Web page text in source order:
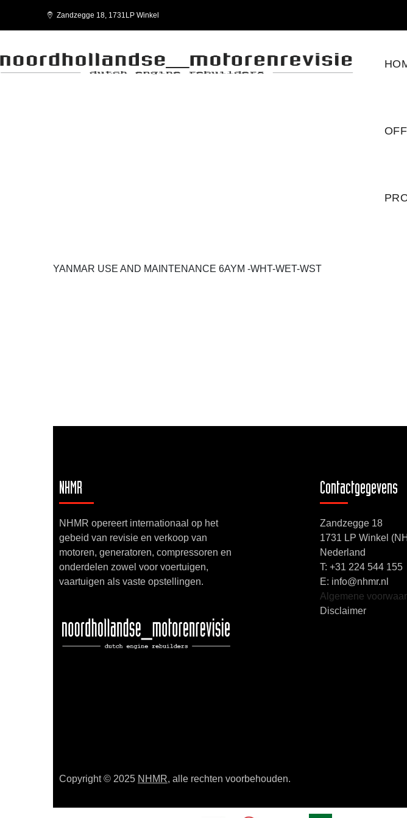
Zandzegge 18, 1731LP Winkel
YANMAR USE AND MAINTENANCE 6AYM -WHT-WET-WST
NHMR
NHMR opereert internationaal op het
gebeid van revisie en verkoop van
motoren, generatoren, compressoren en
onderdelen zowel voor voertuigen,
vaartuigen als vaste opstellingen.
Contactgegevens
Zandzegge 18
1731 LP Winkel
Nederland
T: +31 224 544 155
E: info@nhmr.nl
Algemene
Disclaimer
Copyright © 2025 NHMR, alle rechten voorbehouden.